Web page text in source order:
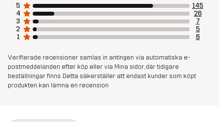
5
145
4
26
3
7
2
5
1
6
Verifierade recensioner samlas in antingen via automatiska e-
postmeddelanden efter köp eller via Mina sidor, där tidigare
beställningar finns. Detta säkerställer att endast kunder som köpt
produkten kan lämna en recension